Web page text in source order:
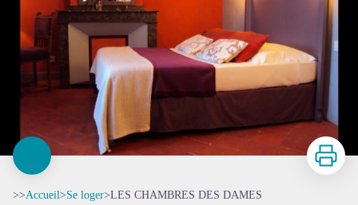
Imprimer
>>Accueil>Se loger>LES CHAMBRES DES DAMES